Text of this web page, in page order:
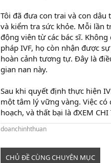
Tôi đã đưa con trai và con
và kiểm tra sức khỏe. Mỗi lần
động viên từ các bác sĩ.
pháp IVF, họ còn nhận được
hoàn cảnh tương tự. Đây là
gian nan này.
Sau khi quyết định thực hiện
một tâm lý vững vàng. Việc
hoạch, và thất bại là đXEM CHI
doanchinhthuan
CHỦ ĐỀ CÙNG CHUYÊN MỤC